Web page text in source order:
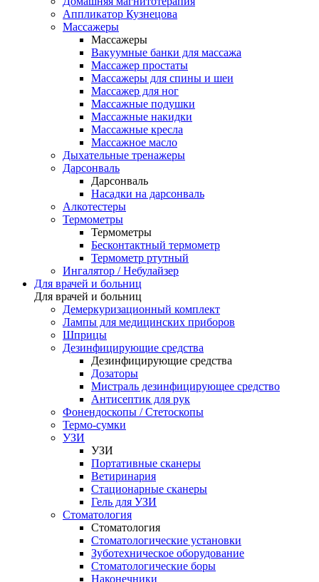
Аппликатор Кузнецова
Массажеры
Массажеры
Вакуумные банки для массажа
Массажер простаты
Массажеры для спины и шеи
Массажер для ног
Массажные подушки
Массажные накидки
Массажные кресла
Массажное масло
Дыхательные тренажеры
Дарсонваль
Дарсонваль
Насадки на дарсонваль
Алкотестеры
Термометры
Термометры
Бесконтактный термометр
Термометр ртутный
Ингалятор / Небулайзер
Для врачей и больниц
Для врачей и больниц
Демеркуризационный комплект
Лампы для медицинских приборов
Шприцы
Дезинфицирующие средства
Дезинфицирующие средства
Дозаторы
Мистраль дезинфицирующее средство
Антисептик для рук
Фонендоскопы / Стетоскопы
Термо-сумки
УЗИ
УЗИ
Портативные сканеры
Ветиринария
Стационарные сканеры
Гель для УЗИ
Стоматология
Стоматология
Стоматологические установки
Зуботехническое оборудование
Стоматологические боры
Наконечники